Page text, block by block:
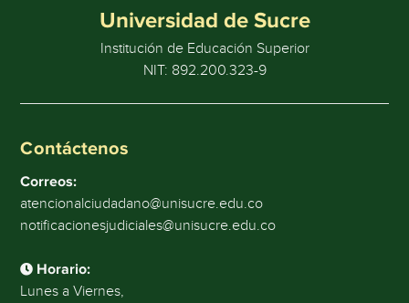
Universidad de Sucre
Institución de Educación Superior
NIT: 892.200.323-9
Contáctenos
Correos:
atencionalciudadano@unisucre.edu.co
notificacionesjudiciales@unisucre.edu.co
Horario:
Lunes a Viernes,